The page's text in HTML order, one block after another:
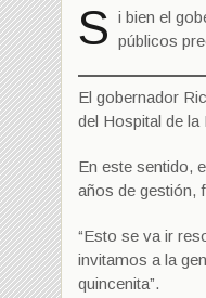
S i bien el
públicos
El gobernador
del Hospital de
En este sentido,
años de gestión,
“Esto se va ir
invitamos a la
quincenita”.